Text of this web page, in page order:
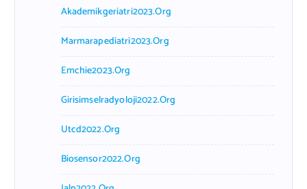
Akademikgeriatri2023.org
Marmarapediatri2023.org
Emchie2023.org
Girisimselradyoloji2022.org
Utcd2022.org
Biosensor2022.org